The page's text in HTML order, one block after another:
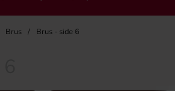
Brus Brus - side 6